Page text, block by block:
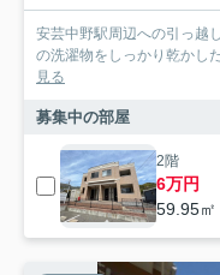
安芸中野駅周辺への引っ越
の洗濯物をしっかり乾かし
見る
募集中の部屋
2階
6万円
59.95㎡